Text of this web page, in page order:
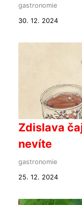
gastronomie
30. 12. 2024
Zdislava
nevíte
gastronomie
25. 12. 2024